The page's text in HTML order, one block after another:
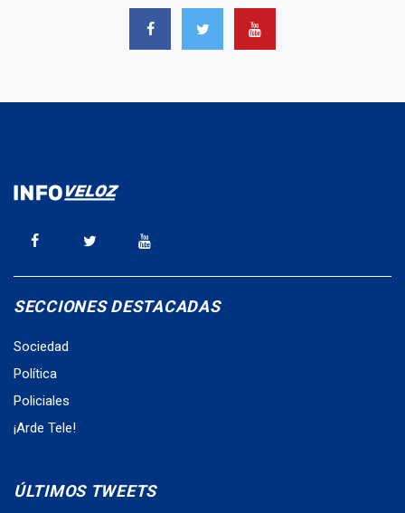
SECCIONES DESTACADAS
Sociedad
Política
Policiales
¡Arde Tele!
ÚLTIMOS TWEETS